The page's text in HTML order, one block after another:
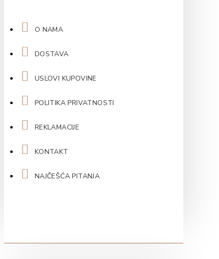
O NAMA
DOSTAVA
USLOVI KUPOVINE
POLITIKA PRIVATNOSTI
REKLAMACIJE
KONTAKT
NAJČEŠĆA PITANJA